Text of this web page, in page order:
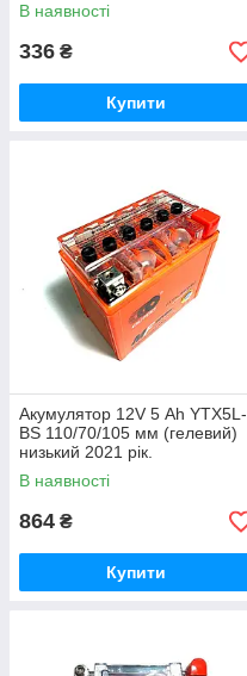
В наявності
336 ₴
Купити
Акумулятор 12V 5 Аһ YTX5L-
BS 110/70/105 мм (гелевий)
низький 2021 рік.
В наявності
864 ₴
Купити